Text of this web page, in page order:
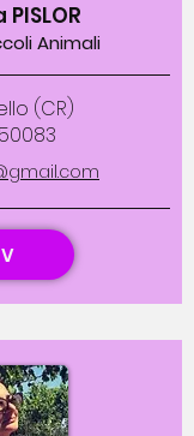
Animali
(CR)